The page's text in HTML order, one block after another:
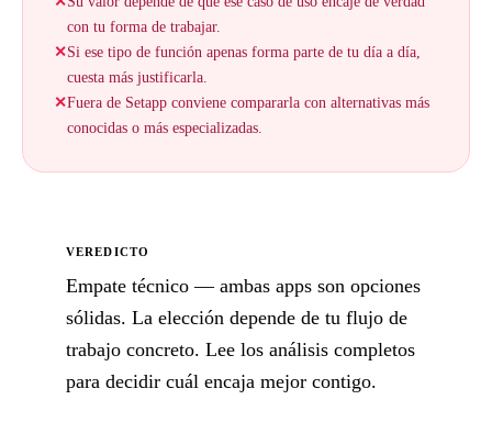
con tu forma de trabajar.
✕Si ese tipo de función apenas forma parte de tu día a día,
cuesta más justificarla.
✕Fuera de Setapp conviene compararla con alternativas más
conocidas o más especializadas.
VEREDICTO
Empate técnico — ambas apps son opciones
sólidas. La elección depende de tu flujo de
trabajo concreto. Lee los análisis completos
para decidir cuál encaja mejor contigo.